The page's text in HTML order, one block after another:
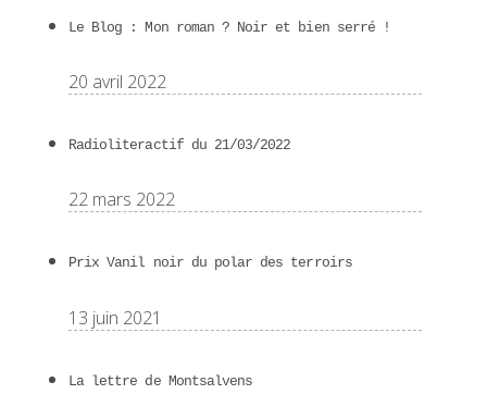
Le Blog : Mon roman ? Noir et bien serré !
20 avril 2022
Radioliteractif du 21/03/2022
22 mars 2022
Prix Vanil noir du polar des terroirs
13 juin 2021
La lettre de Montsalvens